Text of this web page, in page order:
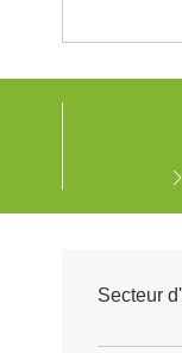
Secteur